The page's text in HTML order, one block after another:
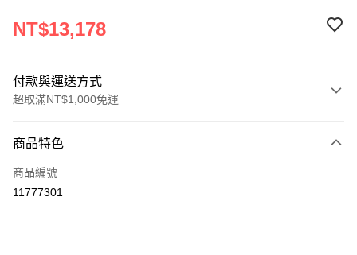
NT$13,178
付款與運送方式
超取滿NT$1,000免運
信用卡一次付款
超商取貨付款
商品特色
商品編號
11777301